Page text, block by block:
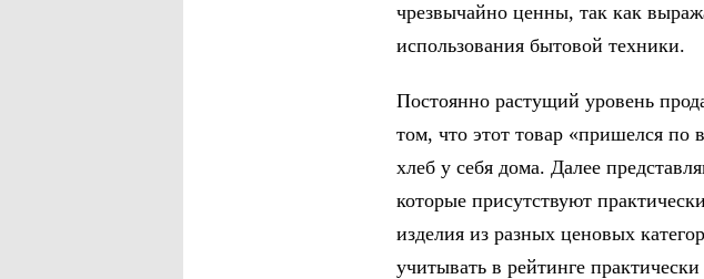
чрезвычайно ценны, так как
использования бытовой техники.
Постоянно растущий уровень
том, что этот товар «пришелся по
хлеб у себя дома. Далее
которые присутствуют
изделия из разных ценовых
учитывать в рейтинге